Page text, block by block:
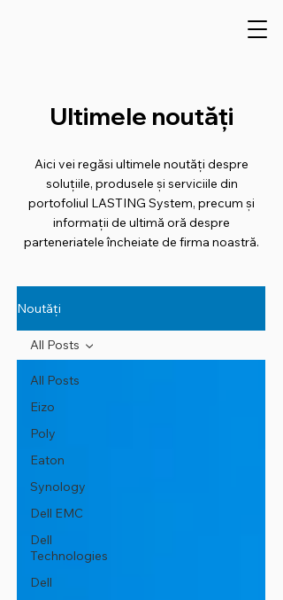
Ultimele noutăți
Aici vei regăsi ultimele noutăți despre
soluțiile, produsele și serviciile din
portofoliul LASTING System, precum și
informații de ultimă oră despre
parteneriatele încheiate de firma noastră.
Noutăți
All Posts
Eizo
Poly
Eaton
Synology
Dell EMC
Dell
Technologies
Dell
All Posts